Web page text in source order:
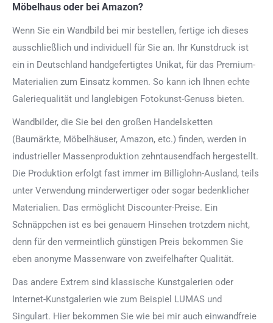
Möbelhaus oder bei Amazon?
Wenn Sie ein Wandbild bei mir bestellen, fertige ich dieses
ausschließlich und individuell für Sie an. Ihr Kunstdruck ist
ein in Deutschland handgefertigtes Unikat, für das Premium-
Materialien zum Einsatz kommen. So kann ich Ihnen echte
Galeriequalität und langlebigen Fotokunst-Genuss bieten.
Wandbilder, die Sie bei den großen Handelsketten
(Baumärkte, Möbelhäuser, Amazon, etc.) finden, werden in
industrieller Massenproduktion zehntausendfach hergestellt.
Die Produktion erfolgt fast immer im Billiglohn-Ausland, teils
unter Verwendung minderwertiger oder sogar bedenklicher
Materialien. Das ermöglicht Discounter-Preise. Ein
Schnäppchen ist es bei genauem Hinsehen trotzdem nicht,
denn für den vermeintlich günstigen Preis bekommen Sie
eben anonyme Massenware von zweifelhafter Qualität.
Das andere Extrem sind klassische Kunstgalerien oder
Internet-Kunstgalerien wie zum Beispiel LUMAS und
Singulart. Hier bekommen Sie wie bei mir auch einwandfreie